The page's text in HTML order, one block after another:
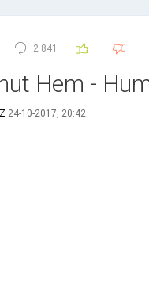
2 841
Hem -
24-10-2017, 20:42